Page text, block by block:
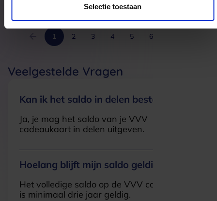
Selectie toestaan
1 2 3 4 5 6
Veelgestelde Vragen
Kan ik het saldo in delen besteden?
Ja, je mag het saldo van je VVV
cadeaukaart in delen uitgeven.
Hoelang blijft mijn saldo geldig?
Het volledige saldo op de VVV cadeaukaart
is minimaal drie jaar geldig.